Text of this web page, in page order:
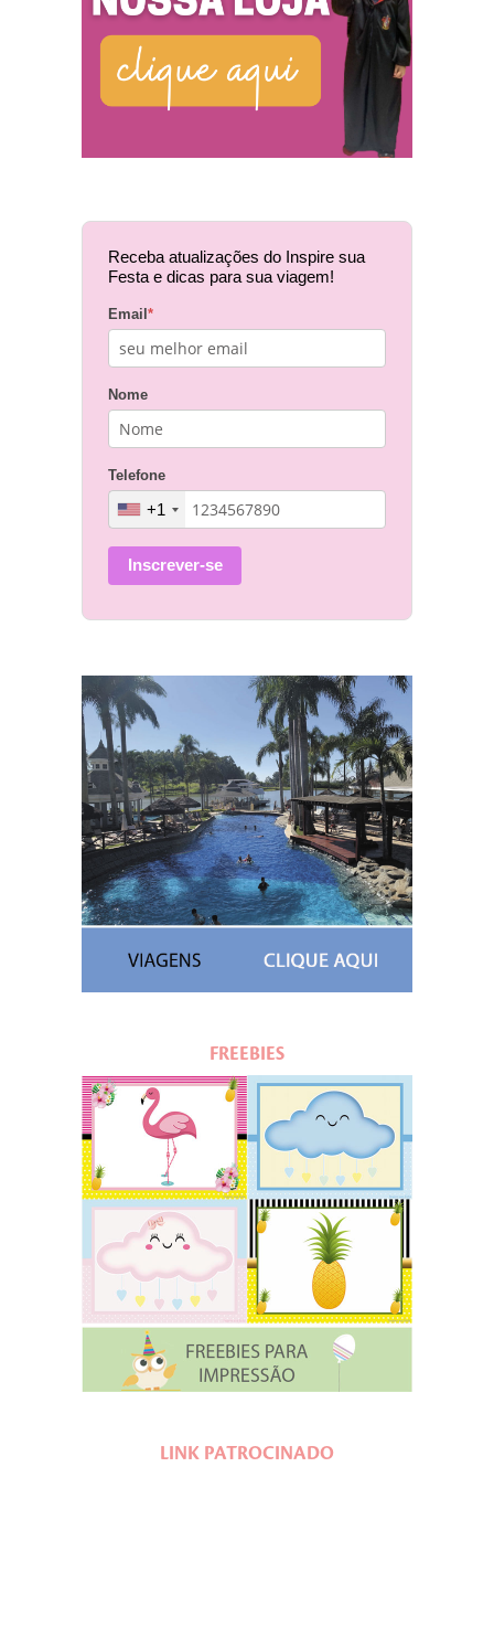
Receba atualizações do Inspire sua
Festa e dicas para sua viagem!
Email *
Nome
Telefone
+1
Inscrever-se
FREEBIES
LINK PATROCINADO